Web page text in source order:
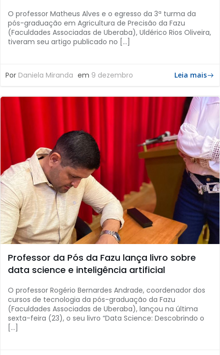
O professor Matheus Alves e o egresso da 3ª turma da
pós-graduação em Agricultura de Precisão da Fazu
(Faculdades Associadas de Uberaba), Uldérico Rios Oliveira,
tiveram seu artigo publicado no […]
Por Daniela Miranda em 9 dezembro Leia mais
Professor da Pós da Fazu lança livro sobre
data science e inteligência artificial
O professor Rogério Bernardes Andrade, coordenador dos
cursos de tecnologia da pós-graduação da Fazu
(Faculdades Associadas de Uberaba), lançou na última
sexta-feira (23), o seu livro “Data Science: Descobrindo o
[…]